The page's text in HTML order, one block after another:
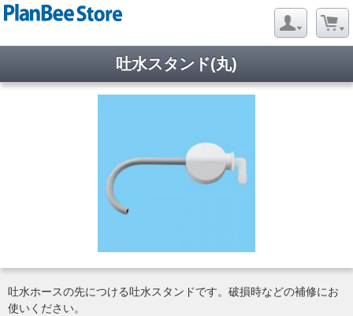
吐水スタンド(丸)
吐水ホースの先につける吐水スタンドです。破損時などの補修にお
使いください。